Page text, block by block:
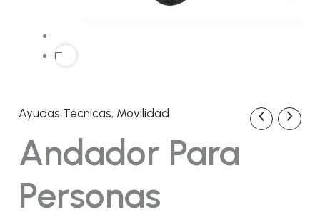
Ayudas Técnicas, Movilidad
Andador Para
Personas
El
precio
original
era:
El
precio
actual
es:
Andador
personas
mayores
silla
de